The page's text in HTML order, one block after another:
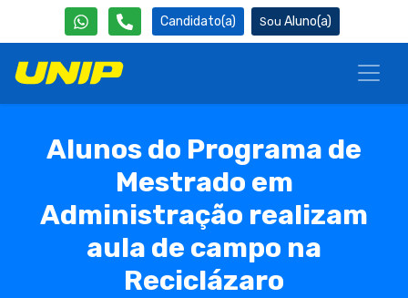
Candidato(a) Aluno(a)
Alunos do Programa de
Mestrado em
Administração realizam
aula de campo na
Reciclázaro